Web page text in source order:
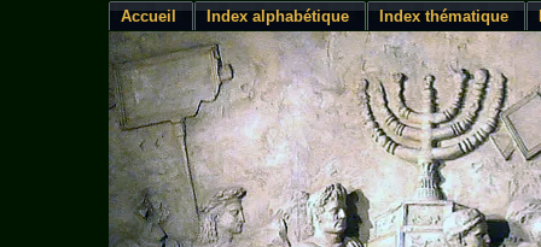
Accueil Index alphabétique Index thématique